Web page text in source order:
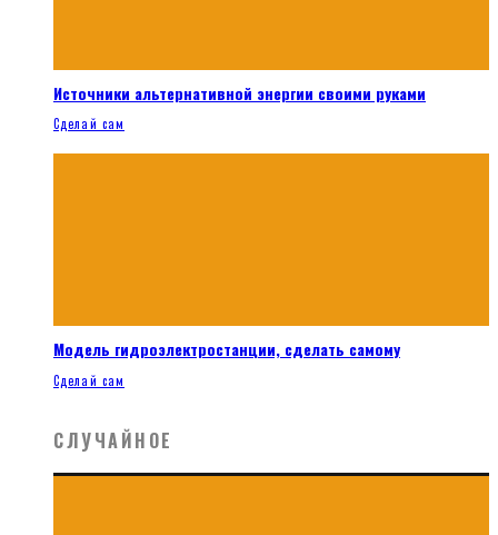
Источники альтернативной энергии своими руками
Сделай сам
Модель гидроэлектростанции, сделать самому
Сделай сам
СЛУЧАЙНОЕ